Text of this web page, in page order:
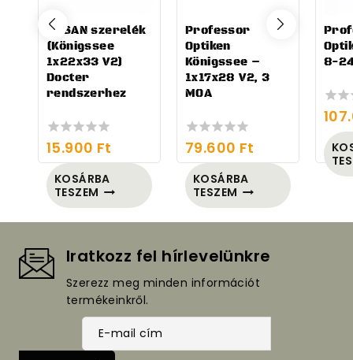
RUSAN szerelék
(Königssee
1x22x33 V2)
Docter
rendszerhez
0
out
of
5
15.900 Ft
KOSÁRBA
TESZEM
Professor
Optiken
Königssee –
1x17x28 V2, 3
MOA
0
out
of
5
79.600 Ft
KOSÁRBA
TESZEM
8-
0
of
5
Iratkozz fel hírlevelünkre
Szerezz meg minden információt
termékeinkről.